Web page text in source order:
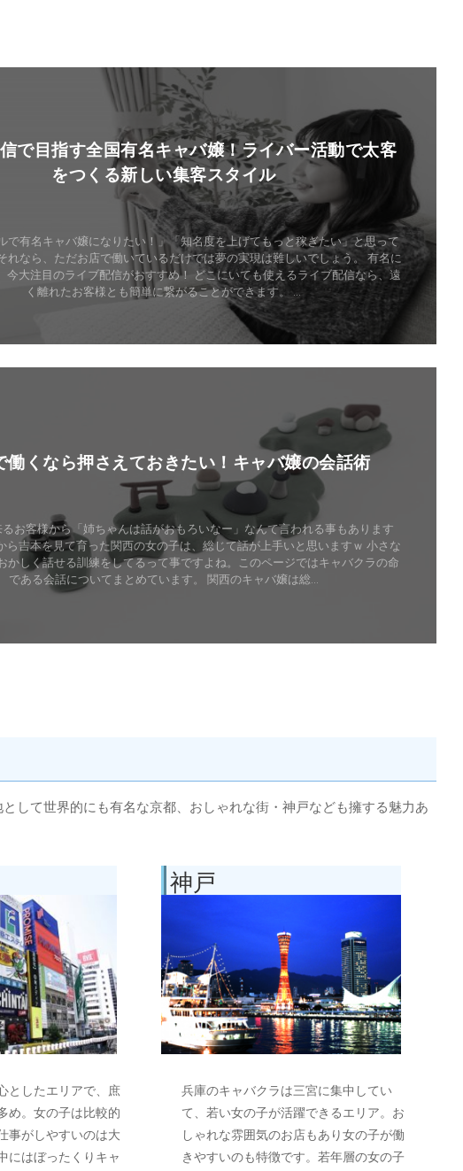
Read More
で目指す全国有名キャバ嬢！ライバー活動で太客
をつくる新しい集客スタイル
で有名キャバ嬢になりたい！」「知名度を上げてもっと稼ぎたい」と思って
れなら、ただお店で働いているだけでは夢の実現は難しいでしょう。 有名に
今大注目のライブ配信がおすすめ！ どこにいても使えるライブ配信なら、遠
く離れたお客様とも簡単に繋がることができます。 ...
働くなら押さえておきたい！キャバ嬢の会話術
るお客様から「姉ちゃんは話がおもろいなー」なんて言われる事もあります
ら吉本を見て育った関西の女の子は、総じて話が上手いと思いますｗ 小さな
かしく話せる訓練をしてるって事ですよね。このページではキャバクラの命
である会話についてまとめています。 関西のキャバ嬢は総...
して世界的にも有名な京都、おしゃれな街・神戸なども擁する魅力あ
としたエリアで、庶
め。女の子は比較的
事がしやすいのは大
にはぼったくりキャ
神戸
兵庫のキャバクラは三宮に集中してい
て、若い女の子が活躍できるエリア。お
しゃれな雰囲気のお店もあり女の子が働
きやすいのも特徴です。若年層の女の子